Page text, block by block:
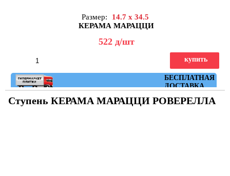
Размер:
14.7 x 34.5
КЕРАМА МАРАЦЦИ
522 д/шт
БЕСПЛАТНАЯ
ДОСТАВКА
купить
Ступень КЕРАМА МАРАЦЦИ РОВЕРЕЛЛА